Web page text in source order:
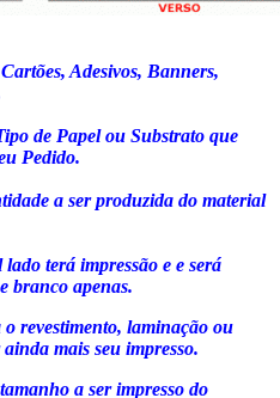
Adesivos, Banners,
de Papel ou Substrato que
Pedido.
a ser produzida do material
lado terá impressão e e será
branco apenas.
o revestimento, laminação ou
mais seu impresso.
a ser impresso do